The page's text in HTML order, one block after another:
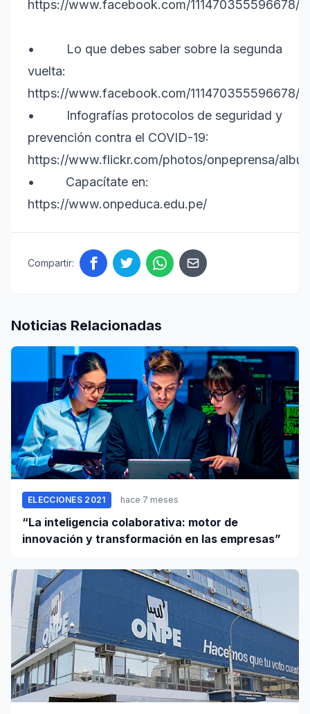
https://www.facebook.com/
• Lo que debes saber sobre la segunda
vuelta:
https://www.facebook.com/
• Infografías protocolos de seguridad y
prevención contra el COVID-19:
https://www.flickr.com/photos/onpeprensa/
• Capacítate en:
https://www.onpeduca.edu.pe/
Compartir:
Noticias Relacionadas
ELECCIONES 2021 hace 7 meses
“La inteligencia colaborativa: motor de
innovación y transformación en las empresas”